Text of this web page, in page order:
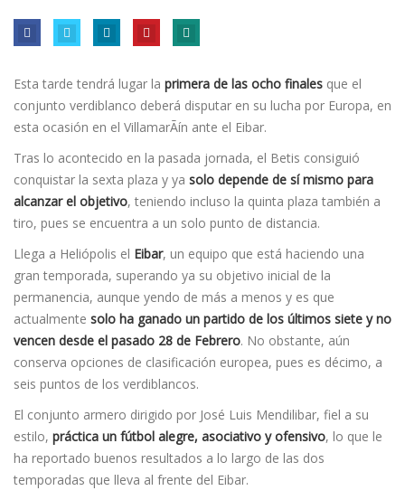
Esta tarde tendrá lugar la primera de las ocho finales que el
conjunto verdiblanco deberá disputar en su lucha por Europa, en
esta ocasión en el VillamarÃín ante el Eibar.
Tras lo acontecido en la pasada jornada, el Betis consiguió
conquistar la sexta plaza y ya solo depende de sí­ mismo para
alcanzar el objetivo, teniendo incluso la quinta plaza también a
tiro, pues se encuentra a un solo punto de distancia.
Llega a Heliópolis el Eibar, un equipo que está haciendo una
gran temporada, superando ya su objetivo inicial de la
permanencia, aunque yendo de más a menos y es que
actualmente solo ha ganado un partido de los últimos siete y no
vencen desde el pasado 28 de Febrero. No obstante, aún
conserva opciones de clasificación europea, pues es décimo, a
seis puntos de los verdiblancos.
El conjunto armero dirigido por José Luis Mendilibar, fiel a su
estilo, práctica un fútbol alegre, asociativo y ofensivo, lo que le
ha reportado buenos resultados a lo largo de las dos
temporadas que lleva al frente del Eibar.